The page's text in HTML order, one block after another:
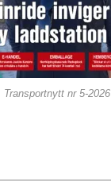
Transportnytt nr 5-2026